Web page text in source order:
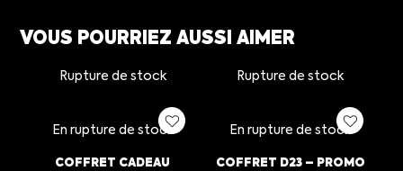
VOUS POURRIEZ AUSSI AIMER
Rupture de stock
En rupture de stock
COFFRET CADEAU
Rupture de stock
En rupture de stock
COFFRET D23 – PROMO